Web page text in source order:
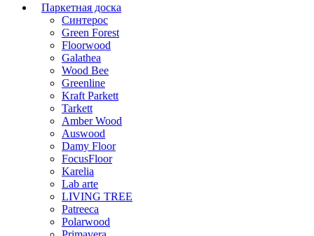
Паркетная доска
Синтерос
Green Forest
Floorwood
Galathea
Wood Bee
Greenline
Kraft Parkett
Tarkett
Amber Wood
Auswood
Damy Floor
FocusFloor
Karelia
Lab arte
LIVING TREE
Patreeca
Polarwood